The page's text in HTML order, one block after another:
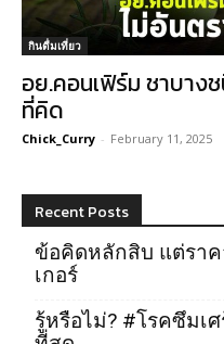
กินดื่มเที่ยว
อย.คอนเฟิร์ม ชาบาง
ที่คิด
Chick_Curry - February 11, 2025
Recent Posts
ข้อคิดหลักสิบ แต่รา
เกอร์
รู้หรือไม่? #โรคซึมเ